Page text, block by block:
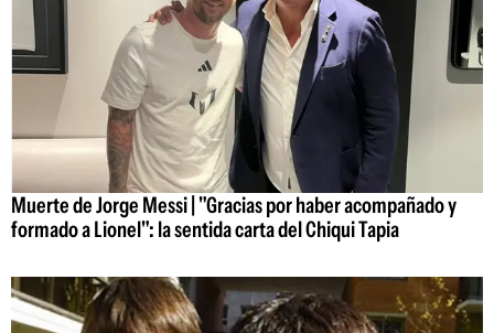
Muerte de Jorge Messi | "Gracias por haber acompañado y
formado a Lionel": la sentida carta del Chiqui Tapia